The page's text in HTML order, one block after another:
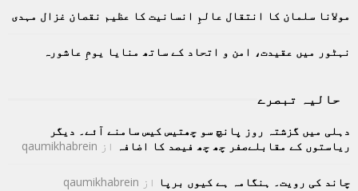
H
مولانا سلمان کا انتقال عالمِ انسانیت کا عظیم نقصان غزال مہدی
نہٹور میں عقیدت، امن و اتحاد کے ساتھ منایا یومِ عاشورہ
حالیہ تبصرے
دہلی میں گزشتہ روز پانچ سو چھتیس کیس سامنے آئے۔ دیگر
ریاستوں کے مقابلےصفر چھ چھ فیصد کا اضافہ از qaumikhabrein
چاند کی رویت۔ ہنگامہ ہے کیوں برپا از qaumikhabrein